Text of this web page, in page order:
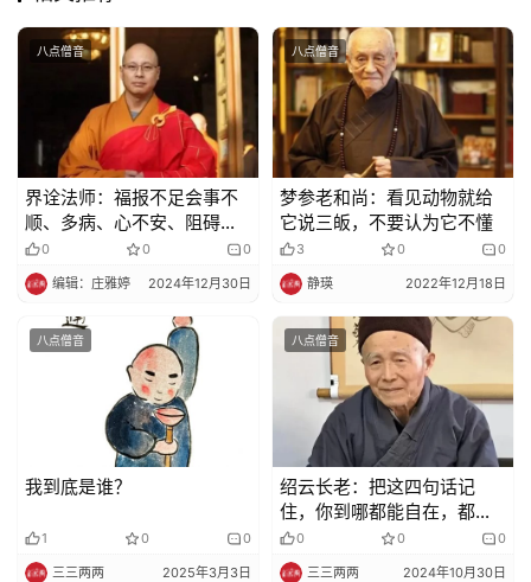
院
巡
礼
纪
录
教
策
规
八点僧音
界诠法师：福报不足会事不
顺、多病、心不安、阻碍
多…
0 0 0
编辑：庄雅婷 2024年12月30日
八点僧音
梦参老和尚：看见动物就给
它说三皈，不要认为它不懂
3 0 0
静瑛 2022年12月18日
八点僧音
我到底是谁？
1 0 0
三三两两 2025年3月3日
八点僧音
绍云长老：把这四句话记
住，你到哪都能自在，都能
受欢迎
0 0 0
三三两两 2024年10月30日